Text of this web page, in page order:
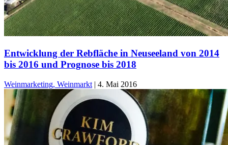
Entwicklung der Rebfläche in Neuseeland von 2014
bis 2016 und Prognose bis 2018
Weinmarketing, Weinmarkt | 4. Mai 2016